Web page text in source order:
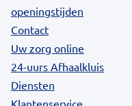
openingstijden
Contact
Uw zorg online
24-uurs Afhaalkluis
Diensten
Klantenservice